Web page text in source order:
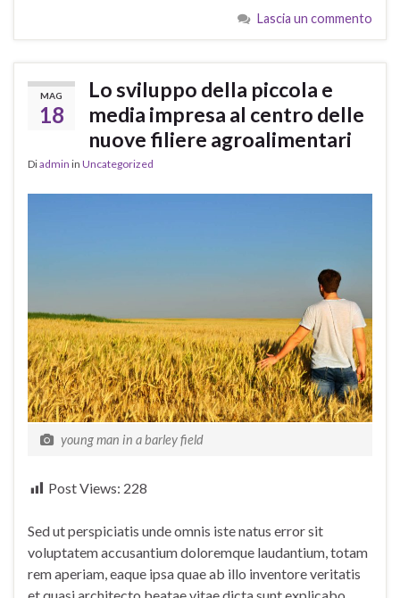
Lascia un commento
MAG
18
Lo sviluppo della piccola e
media impresa al centro delle
nuove filiere agroalimentari
Diadmin in Uncategorized
young man in a barley field
Post Views: 228
Sed ut perspiciatis unde omnis iste natus error sit
voluptatem accusantium doloremque laudantium, totam
rem aperiam, eaque ipsa quae ab illo inventore veritatis
et quasi architecto beatae vitae dicta sunt explicabo.